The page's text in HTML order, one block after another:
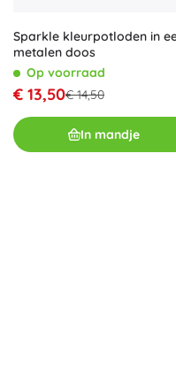
Sparkle kleurpotloden in
metalen doos
Op voorraad
€ 13,50€ 14,50
In mandje